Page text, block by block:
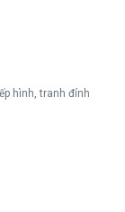
hình, tranh đính